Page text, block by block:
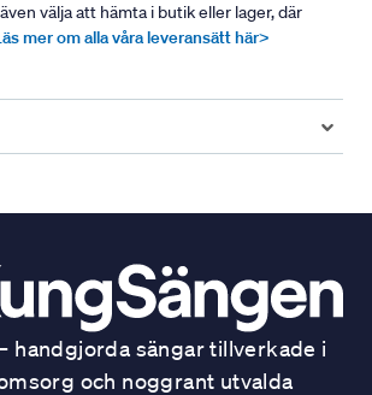
välja att hämta i butik eller lager, där
mer om alla våra leveransätt här>
handgjorda sängar tillverkade i
och noggrant utvalda